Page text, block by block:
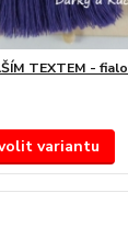
TEXTEM -
variantu